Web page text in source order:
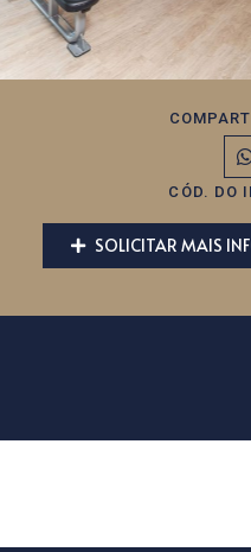
CÓD. DO
SOLICITAR MAIS